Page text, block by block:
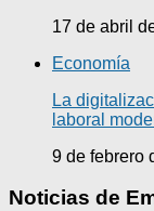
17 de abril
Economía
La
laboral
9 de febrero
Noticias de